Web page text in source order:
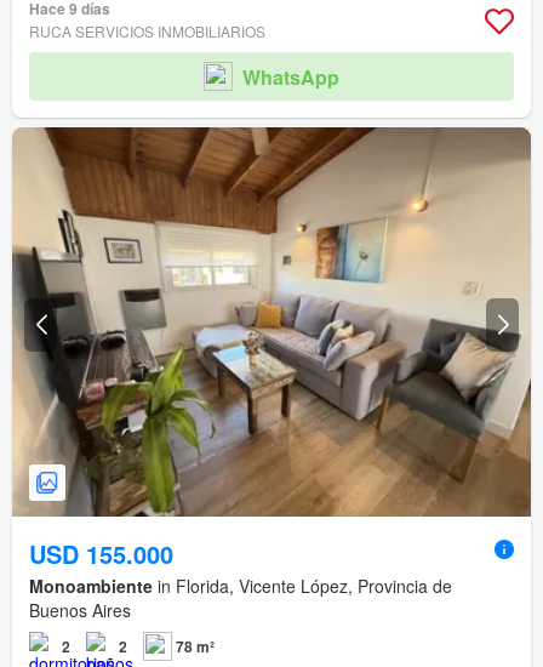
Hace 9 días
RUCA SERVICIOS INMOBILIARIOS
WhatsApp
USD 155.000
Monoambiente in Florida, Vicente López, Provincia de
Buenos Aires
2 2
78 m²